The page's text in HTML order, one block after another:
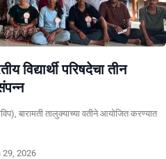
विद्यार्थी परिषदेचा तीन
बारामती तालुक्याच्या वतीने आयोजित करण्यात
29, 2026